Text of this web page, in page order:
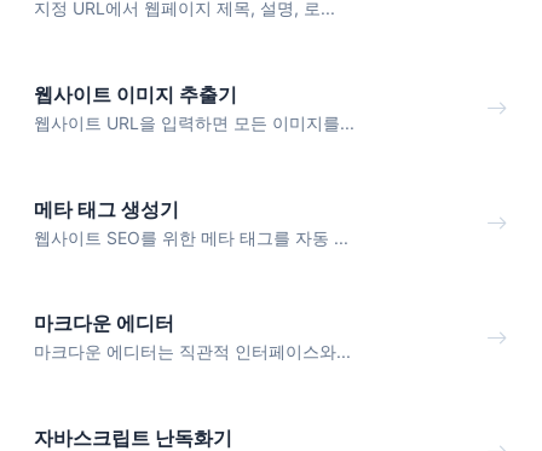
지정 URL에서 웹페이지 제목, 설명, 로...
웹사이트 이미지 추출기
웹사이트 URL을 입력하면 모든 이미지를...
메타 태그 생성기
웹사이트 SEO를 위한 메타 태그를 자동 ...
마크다운 에디터
마크다운 에디터는 직관적 인터페이스와...
자바스크립트 난독화기